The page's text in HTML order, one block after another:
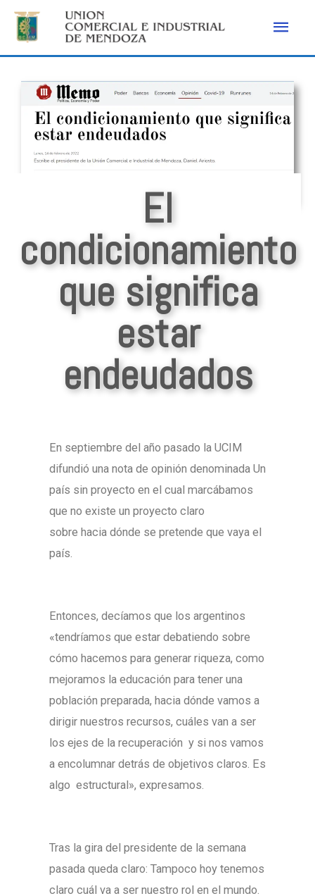
El
condicionamiento
que significa
estar
endeudados
En septiembre del año pasado la UCIM
difundió una nota de opinión denominada Un
país sin proyecto en el cual marcábamos
que no existe un proyecto claro
sobre hacia dónde se pretende que vaya el
país.
Entonces, decíamos que los argentinos
«tendríamos que estar debatiendo sobre
cómo hacemos para generar riqueza, como
mejoramos la educación para tener una
población preparada, hacia dónde vamos a
dirigir nuestros recursos, cuáles van a ser
los ejes de la recuperación y si nos vamos
a encolumnar detrás de objetivos claros. Es
algo estructural», expresamos.
Tras la gira del presidente de la semana
pasada queda claro: Tampoco hoy tenemos
claro cuál va a ser nuestro rol en el mundo.